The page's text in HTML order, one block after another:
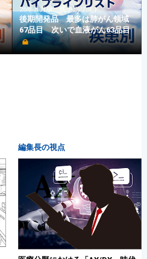
26年８月版 疾患別リスト
後期開発品 最多は肺がん領域
67品目 次いで血液がん63品目
編集長の視点